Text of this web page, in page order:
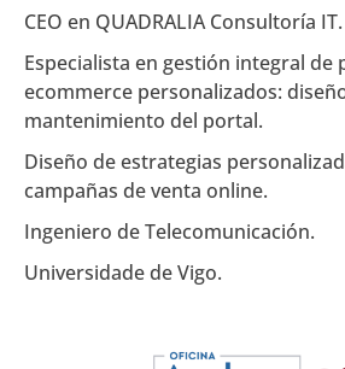
CEO en QUADRALIA Consultoría IT.
Especialista en gestión integral de
ecommerce personalizados:
mantenimiento del portal.
Diseño de estrategias
campañas de venta online.
Ingeniero de Telecomunicación.
Universidade de Vigo.